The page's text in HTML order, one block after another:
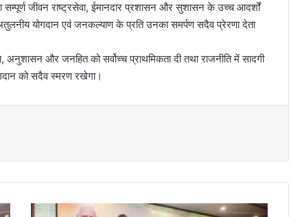
सम्पूर्ण जीवन राष्ट्रसेवा, ईमानदार प्रशासन और सुशासन के उच्च आदर्शों
योगदान एवं जनकल्याण के प्रति उनका समर्पण सदैव प्रेरणा देता
अनुशासन और जनहित को सर्वोच्च प्राथमिकता दी तथा राजनीति में सादगी
को सदैव स्मरण रखेगा।
स